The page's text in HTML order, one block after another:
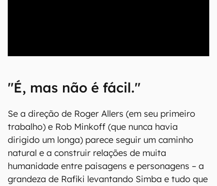
"É, mas não é fácil."
Se a direção de Roger Allers (em seu primeiro
trabalho) e Rob Minkoff (que nunca havia
dirigido um longa) parece seguir um caminho
natural e a construir relações de muita
humanidade entre paisagens e personagens – a
grandeza de Rafiki levantando Simba e tudo que